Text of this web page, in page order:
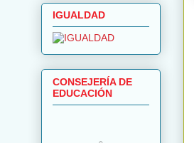
IGUALDAD
CONSEJERÍA DE
EDUCACIÓN